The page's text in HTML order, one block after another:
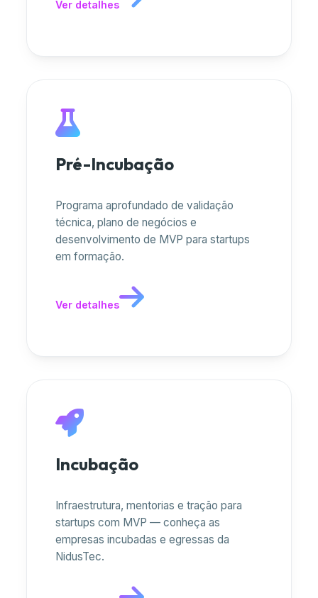
Ver detalhes
Pré-Incubação
Programa aprofundado de validação
técnica, plano de negócios e
desenvolvimento de MVP para startups
em formação.
Ver detalhes
Incubação
Infraestrutura, mentorias e tração para
startups com MVP — conheça as
empresas incubadas e egressas da
NidusTec.